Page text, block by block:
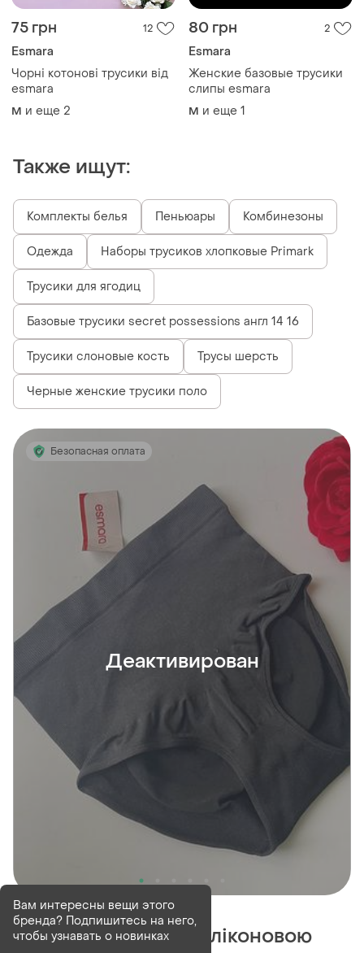
75 грн 12
Esmara
Чорні котонові трусики від
esmara
M и еще 2
80 грн 2
Esmara
Женские базовые трусики
слипы esmara
M и еще 1
Также ищут:
Комплекты белья Пеньюары Комбинезоны
Одежда Наборы трусиков хлопковые Primark
Трусики для ягодиц
Базовые трусики secret possessions англ 14 16
Трусики слоновые кость Трусы шерсть
Черные женские трусики поло
Безопасная оплата
Деактивирован
Деактивирован2 шт
Трусики втяжка з силіконовою
Вам интересны вещи этого
бренда? Подпишитесь на него,
чтобы узнавать о новинках